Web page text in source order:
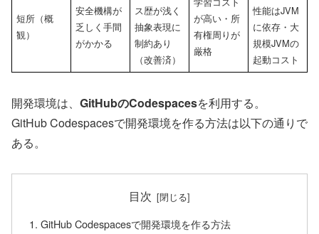
短所（概
観）
安全機構が
乏しく手間
がかかる
ス歴が浅く
抽象表現に
制約あり
（改善済）
が高い・所
有権周りが
厳格
性能はJVM
に依存・大
規模JVMの
起動コスト
開発環境は、 GitHubのCodespacesを利用する。
GitHub Codespacesで開発環境を作る方法は以下の通りで
ある。
目次
GitHub Codespacesで開発環境を作る方法